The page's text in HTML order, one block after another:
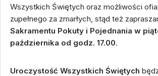
Wszystkich Świętych oraz możliwości
zupełnego za zmarłych, stąd też
Sakramentu Pokuty i Pojednania w
października od godz. 17.00.
Uroczystość Wszystkich Świętych